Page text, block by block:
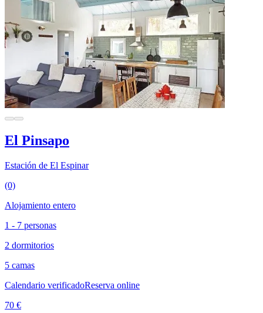
El Pinsapo
Estación de El Espinar
(0)
Alojamiento entero
1 - 7 personas
2 dormitorios
5 camas
Calendario verificadoReserva online
70 €